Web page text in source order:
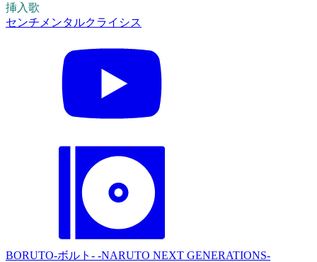
挿入歌
センチメンタルクライシス
BORUTO-ボルト- -NARUTO NEXT GENERATIONS-